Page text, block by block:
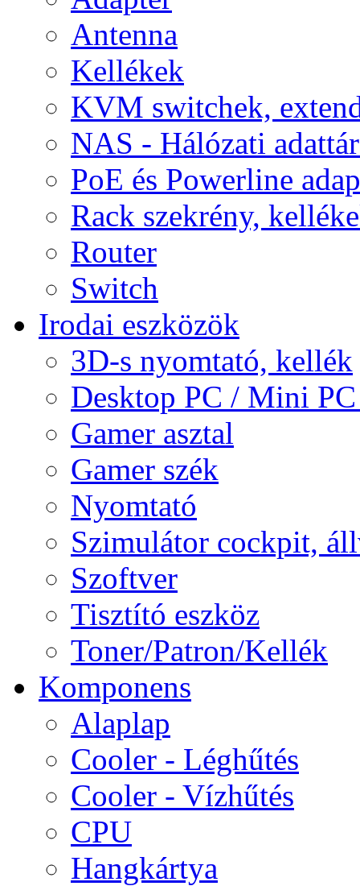
Antenna
Kellékek
KVM switchek,
NAS - Hálózati
PoE és Powerline
Rack szekrény,
Router
Switch
Irodai eszközök
3D-s nyomtató, kellék
Desktop PC / Mini
Gamer asztal
Gamer szék
Nyomtató
Szimulátor cockpit,
Szoftver
Tisztító eszköz
Toner/Patron/Kellék
Komponens
Alaplap
Cooler - Léghűtés
Cooler - Vízhűtés
CPU
Hangkártya